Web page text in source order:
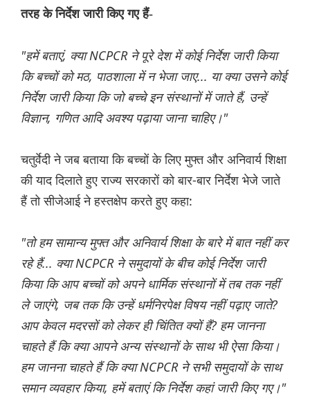
तरह के निर्देश जारी किए गए हैं-
"हमें बताएं, क्या NCPCR ने पूरे देश में कोई निर्देश जारी किया
कि बच्चों को मठ, पाठशाला में न भेजा जाए... या क्या उसने कोई
निर्देश जारी किया कि जो बच्चे इन संस्थानों में जाते हैं, उन्हें
विज्ञान, गणित आदि अवश्य पढ़ाया जाना चाहिए।"
चतुर्वेदी ने जब बताया कि बच्चों के लिए मुफ्त और अनिवार्य शिक्षा
की याद दिलाते हुए राज्य सरकारों को बार-बार निर्देश भेजे जाते
हैं तो सीजेआई ने हस्तक्षेप करते हुए कहा:
"तो हम सामान्य मुफ्त और अनिवार्य शिक्षा के बारे में बात नहीं कर
रहे हैं... क्या NCPCR ने समुदायों के बीच कोई निर्देश जारी
किया कि आप बच्चों को अपने धार्मिक संस्थानों में तब तक नहीं
ले जाएंगे, जब तक कि उन्हें धर्मनिरपेक्ष विषय नहीं पढ़ाए जाते?
आप केवल मदरसों को लेकर ही चिंतित क्यों हैं? हम जानना
चाहते हैं कि क्या आपने अन्य संस्थानों के साथ भी ऐसा किया।
हम जानना चाहते हैं कि क्या NCPCR ने सभी समुदायों के साथ
समान व्यवहार किया, हमें बताएं कि निर्देश कहां जारी किए गए।"